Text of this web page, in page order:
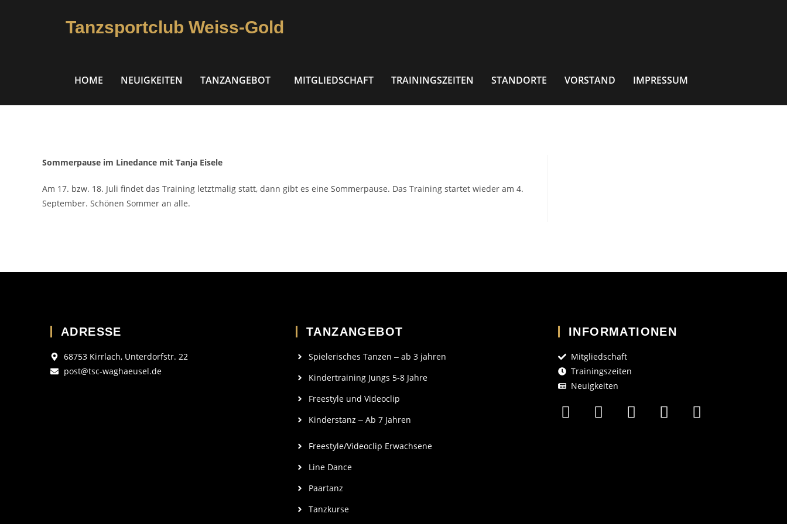
Tanzsportclub Weiss-Gold
HOME NEUIGKEITEN TANZANGEBOT MITGLIEDSCHAFT TRAININGSZEITEN STANDORTE VORSTAND IMPRESSUM
Sommerpause im Linedance mit Tanja Eisele
Am 17. bzw. 18. Juli findet das Training letztmalig statt, dann gibt es eine Sommerpause. Das Training startet wieder am 4.
September. Schönen Sommer an alle.
ADRESSE
68753 Kirrlach, Unterdorfstr. 22
post@tsc-waghaeusel.de
TANZANGEBOT
Spielerisches Tanzen ‒ ab 3 jahren
Kindertraining Jungs 5-8 Jahre
Freestyle und Videoclip
Kinderstanz ‒ Ab 7 Jahren
Freestyle/Videoclip Erwachsene
Line Dance
Paartanz
Tanzkurse
INFORMATIONEN
Mitgliedschaft
Trainingszeiten
Neuigkeiten